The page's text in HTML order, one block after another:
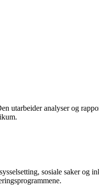
utarbeider analyser og
sosiale saker og